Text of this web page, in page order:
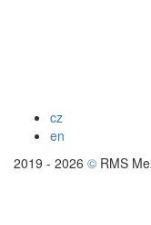
cz
en
2019 - 2026 © RMS